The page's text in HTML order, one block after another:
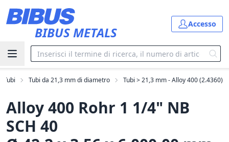
BIBUS METALS
Accesso
Tubi Tubi da 21,3 mm di diametro Tubi > 21,3 mm - Alloy 400 (2.4360)
Alloy 400 Rohr 1 1/4" NB
SCH 40